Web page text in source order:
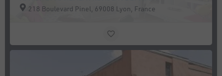
218 Boulevard Pinel, 69008 Lyon, France